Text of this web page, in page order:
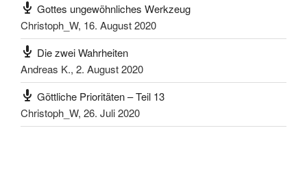
Gottes ungewöhnliches Werkzeug
Christoph_W, 16. August 2020
Die zwei Wahrheiten
Andreas K., 2. August 2020
Göttliche Prioritäten – Teil 13
Christoph_W, 26. Juli 2020